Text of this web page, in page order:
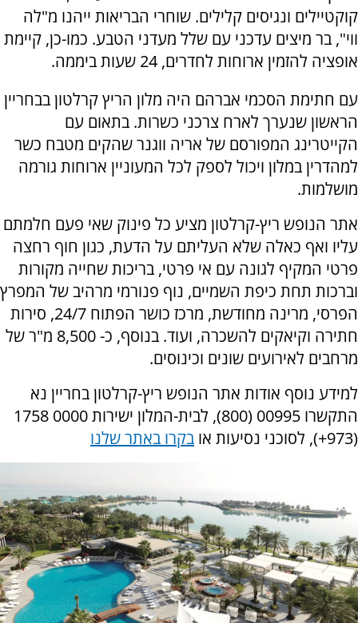
קוקטיילים ונגיסים קלילים. שוחרי הבריאות ייהנו מ"לה
ווי", בר מיצים עדכני עם שלל מעדני הטבע. כמו-כן, קיימת
אופציה להזמין ארוחות לחדרים, 24 שעות ביממה.
עם חתימת הסכמי אברהם היה מלון הריץ קרלטון בבחריין
הראשון שנערך לארח צרכני כשרות. בתאום עם
הקייטרינג המפורסם של אריה ווגנר שהקים מטבח כשר
למהדרין במלון ויכול לספק לכל המעוניין ארוחות גורמה
מושלמות.
אתר הנופש ריץ-קרלטון מציע כל פינוק שאי פעם חלמתם
עליו ואף כאלה שלא העליתם על הדעת, כגון חוף רחצה
פרטי המקיף לגונה עם אי פרטי, בריכות שחייה מקורות
וברכות תחת כיפת השמיים, נוף פנורמי מרהיב של המפרץ
הפרסי, מרינה מחודשת, מרכז כושר הפתוח 24/7, סירות
חתירה וקיאקים להשכרה, ועוד. בנוסף, כ- 8,500 מ"ר של
מרחבים לאירועים שונים וכינוסים.
למידע נוסף אודות אתר הנופש ריץ-קרלטון בחריין נא
התקשרו 00995 (800), לבית-המלון ישירות 0000 1758
(973+), לסוכני נסיעות או
בקרו באתר שלנו